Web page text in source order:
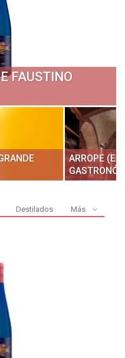
FAUSTINO
ARROPE
Destilados Más